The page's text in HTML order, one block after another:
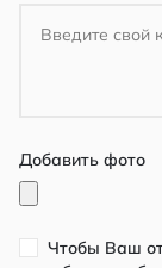
Добавить фото
Чтобы Ваш